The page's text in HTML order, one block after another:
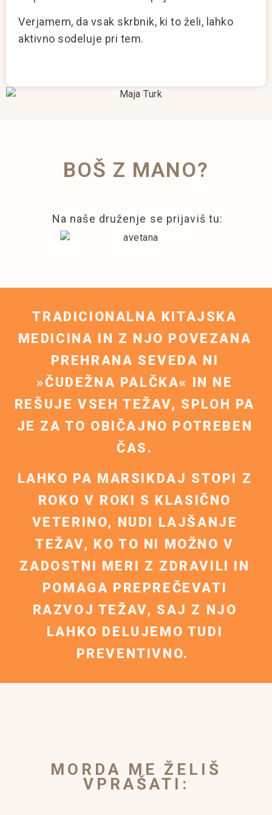
Verjamem, da vsak skrbnik, ki to želi, lahko
aktivno sodeluje pri tem.
BOŠ Z MANO?
Na naše druženje se prijaviš tu:
TRADICIONALNA KITAJSKA
MEDICINA IN Z NJO POVEZANA
PREHRANA SEVEDA NI
»ČUDEŽNA PALČKA« IN NE
REŠUJE VSEH TEŽAV, SPLOH PA
JE ZA TO OBIČAJNO POTREBEN
ČAS.
LAHKO PA MARSIKDAJ STOPI Z
ROKO V ROKI S KLASIČNO
VETERINO, NUDI LAJŠANJE
TEŽAV, KO TO NI MOŽNO V
ZADOSTNI MERI Z ZDRAVILI IN
POMAGA PREPREČEVATI
RAZVOJ TEŽAV, SAJ Z NJO
LAHKO DELUJEMO TUDI
PREVENTIVNO.
MORDA ME ŽELIŠ
VPRAŠATI: